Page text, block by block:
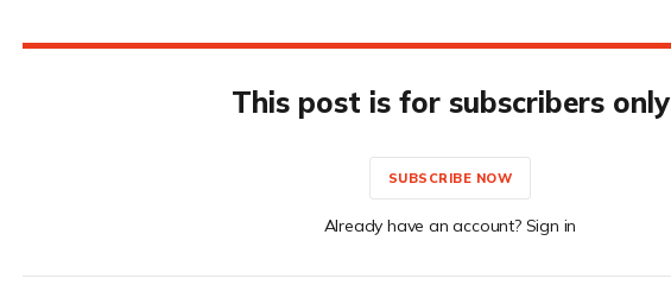
This post is for subscribers only
SUBSCRIBE NOW
Already have an account? Sign in